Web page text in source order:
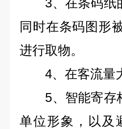
3、在条码纸的
同时在条码图形
进行取物。
4、在客流量大
5、智能寄存柜
单位形象，以及